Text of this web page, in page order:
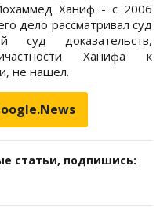
Ханиф - с 2006
дело рассматривал суд
суд доказательств,
Ханифа к
не нашел.
статьи, подпишись: